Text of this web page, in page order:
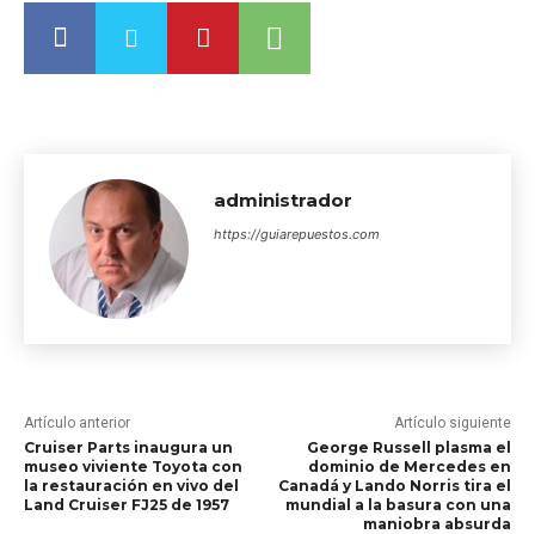
administrador
https://guiarepuestos.com
Artículo anterior
Cruiser Parts inaugura un
museo viviente Toyota con
la restauración en vivo del
Land Cruiser FJ25 de 1957
Artículo siguiente
George Russell plasma el
dominio de Mercedes en
Canadá y Lando Norris tira el
mundial a la basura con una
maniobra absurda